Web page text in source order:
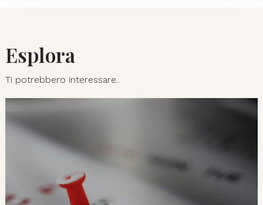
Esplora
Ti potrebbero interessare..